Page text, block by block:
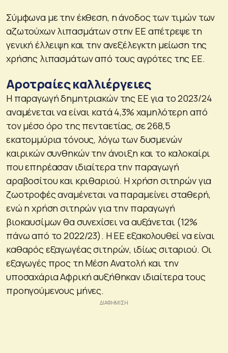
Σύμφωνα με την έκθεση, η άνοδος των τιμών των
αζωτούχων λιπασμάτων στην ΕΕ απέτρεψε τη
γενική έλλειψη και την ανεξέλεγκτη μείωση της
χρήσης λιπασμάτων από τους αγρότες της ΕΕ.
Αροτραίες καλλιέργειες
Η παραγωγή δημητριακών της ΕΕ για το 2023/24
αναμένεται να είναι κατά 4,3% χαμηλότερη από
τον μέσο όρο της πενταετίας, σε 268,5
εκατομμύρια τόνους, λόγω των δυσμενών
καιρικών συνθηκών την άνοιξη και το καλοκαίρι
που επηρέασαν ιδιαίτερα την παραγωγή
αραβοσίτου και κριθαριού. Η χρήση σιτηρών για
ζωοτροφές αναμένεται να παραμείνει σταθερή,
ενώ η χρήση σιτηρών για την παραγωγή
βιοκαυσίμων θα συνεχίσει να αυξάνεται (12%
πάνω από το 2022/23). Η ΕΕ εξακολουθεί να είναι
καθαρός εξαγωγέας σιτηρών, ιδίως σιταριού. Οι
εξαγωγές προς τη Μέση Ανατολή και την
υποσαχάρια Αφρική αυξήθηκαν ιδιαίτερα τους
προηγούμενους μήνες.